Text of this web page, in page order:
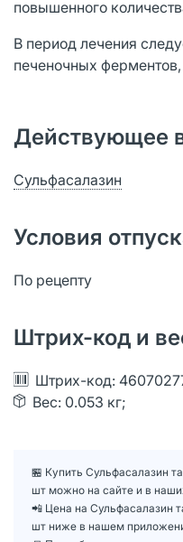
повышенного
В период лечения
печеночных
Действующее
Сульфасалазин
Условия
По рецепту
Штрих-код и
Штрих-код:
Вес: 0.053 кг;
🏪 Купить Сульфасалазин
шт можно на сайте и в
📲 Цена на Сульфасалазин
шт ниже в нашем